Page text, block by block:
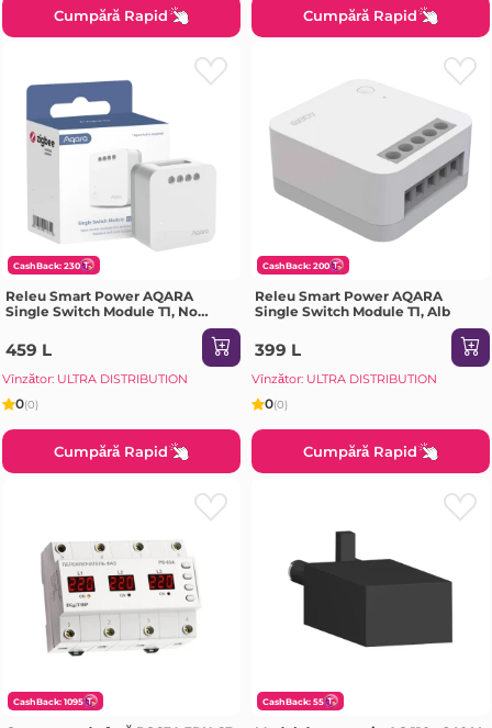
Cumpără Rapid Cumpără Rapid
CashBack: 230
Releu Smart Power AQARA
Single Switch Module T1, No
459 L
Vînzător: ULTRA DISTRIBUTION
0(0)
Cumpără Rapid
CashBack: 200
Releu Smart Power AQARA
Single Switch Module T1, Alb
399 L
Vînzător: ULTRA DISTRIBUTION
0(0)
Cumpără Rapid
CashBack: 1095 CashBack: 55